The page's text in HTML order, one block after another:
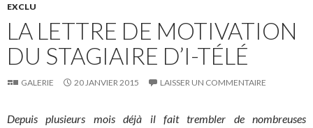
EXCLU
LA LETTRE DE MOTIVATION
DU STAGIAIRE D’I-TÉLÉ
GALERIE 20 JANVIER 2015 LAISSER UN COMMENTAIRE
Depuis plusieurs mois déjà il fait trembler de nombreuses